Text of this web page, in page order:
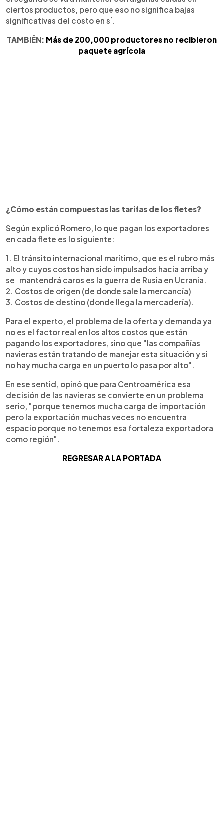
ciertos productos, pero que eso no significa bajas
significativas del costo en sí.
TAMBIÉN: Más de 200,000 productores no recibieron
paquete agrícola
¿Cómo están compuestas las tarifas de los fletes?
Según explicó Romero, lo que pagan los exportadores
en cada flete es lo siguiente:
1. El tránsito internacional marítimo, que es el rubro más
alto y cuyos costos han sido impulsados hacia arriba y
se mantendrá caros es la guerra de Rusia en Ucrania.
2. Costos de origen (de donde sale la mercancía)
3. Costos de destino (donde llega la mercadería).
Para el experto, el problema de la oferta y demanda ya
no es el factor real en los altos costos que están
pagando los exportadores, sino que "las compañías
navieras están tratando de manejar esta situación y si
no hay mucha carga en un puerto lo pasa por alto".
En ese sentid, opinó que para Centroamérica esa
decisión de las navieras se convierte en un problema
serio, "porque tenemos mucha carga de importación
pero la exportación muchas veces no encuentra
espacio porque no tenemos esa fortaleza exportadora
como región".
REGRESAR A LA PORTADA